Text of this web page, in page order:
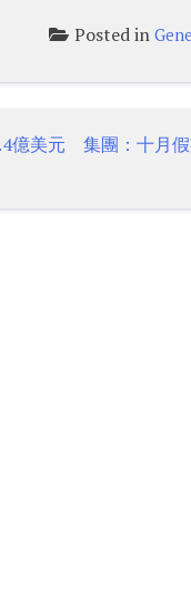
Posted in
億美元 集團：十月